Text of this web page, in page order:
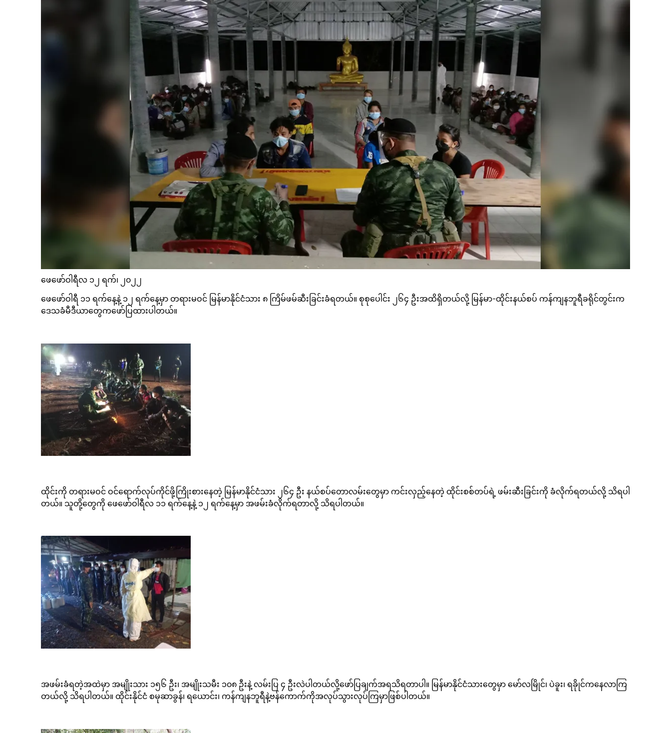
ဖေဖော်ဝါရီလ ၁၂ ရက်၊ ၂၀၂၂
ဖေဖော်ဝါရီ ၁၁ ရက်နေ့နဲ့ ၁၂ ရက်နေ့မှာ တရားမဝင် မြန်မာနိုင်ငံသား ၈ ကြိမ်ဖမ်ဆီးခြင်းခံရတယ်။ စုစုပေါင်း ၂၆၄ ဦးအထိရှိတယ်လို့ မြန်မာ-ထိုင်းနယ်စပ် ကန်ကျနဘူရီခရိုင်တွင်းက
ဒေသခံမီဒီယာတွေကဖော်ပြထားပါတယ်။
ထိုင်းကို တရားမဝင် ဝင်ရောက်လုပ်ကိုင်ဖို့ကြိုးစားနေတဲ့ မြန်မာနိုင်ငံသား ၂၆၄ ဦး နယ်စပ်တောလမ်းတွေမှာ ကင်းလှည့်နေတဲ့ ထိုင်းစစ်တပ်ရဲ့ ဖမ်းဆီးခြင်းကို ခံလိုက်ရတယ်လို့ သိရပါ
တယ်။ သူတို့တွေကို ဖေဖော်ဝါရီလ ၁၁ ရက်နေ့နဲ့ ၁၂ ရက်နေ့မှာ အဖမ်းခံလိုက်ရတာလို့ သိရပါတယ်။
အဖမ်းခံရတဲ့အထဲမှာ အမျိုးသား ၁၅၆ ဦး၊ အမျိုးသမီး ၁၀၈ ဦးနဲ့ လမ်းပြ ၄ ဦးလဲပါတယ်လို့ဖော်ပြချက်အရသိရတာပါ။ မြန်မာနိုင်ငံသားတွေမှာ မော်လမြိုင်၊ ပဲခူး၊ ရခိုုင်ကနေလာကြ
တယ်လို့ သိရပါတယ်။ ထိုင်းနိုင်ငံ စမုဆာခွန်၊ ရယောင်း၊ ကန်ကျနဘူရီနဲ့ဗန်ကောက်ကိုအလုပ်သွားလုပ်ကြမှာဖြစ်ပါတယ်။